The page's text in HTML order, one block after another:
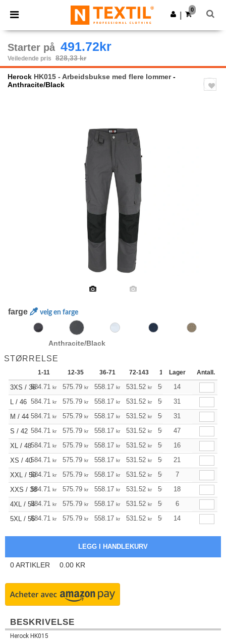
× Ntextil-app
Bedre priser i appen!
Last ned app
0
Starter på 491.72kr
Veiledende pris 828,33 kr
Herock HK015 - Arbeidsbukse med flere lommer-
Anthracite/Black
farge velg en farge
Anthracite/Black
STØRRELSE
1-11 12-35 36-71 72-143 144-287 288 +
Lager Antall.
3XS / 36584.71 kr 575.79 kr 558.17 kr 531.52 kr 504.98 kr
14
L / 46 584.71 kr 575.79 kr 558.17 kr 531.52 kr 504.9831
M / 44 584.71 kr 575.79 kr 558.17 kr 531.52 kr 504.9831
S / 42 584.71 kr 575.79 kr 558.17 kr 531.52 kr 504.98 kr
47
XL / 48584.71 kr 575.79 kr 558.17 kr 531.52 kr 504.98 kr
16
XS / 40584.71 kr 575.79 kr 558.17 kr 531.52 kr 504.9821
XXL / 50584.71 kr 575.79 kr 558.17 kr 531.52 kr 504.987
XXS / 38584.71 kr 575.79 kr 558.17 kr 531.52 kr 504.98 kr
18
4XL / 54584.71 kr 575.79 kr 558.17 kr 531.52 kr 504.986
5XL / 56584.71 kr 575.79 kr 558.17 kr 531.52 kr 504.98 kr
14
0ARTIKLER 0.00 KR
BESKRIVELSE
Herock HK015